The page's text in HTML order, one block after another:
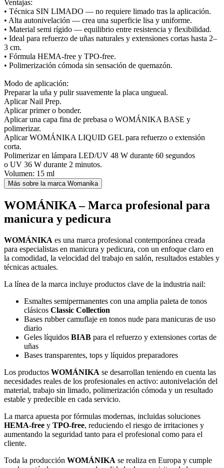
Ventajas:
• Técnica SIN LIMADO — no requiere limado tras la aplicación.
• Alta autonivelación — crea una superficie lisa y uniforme.
• Material semi rígido — equilibrio entre resistencia y flexibilidad.
• Ideal para refuerzo de uñas naturales y extensiones cortas hasta 2–
3 cm.
• Fórmula HEMA-free y TPO-free.
• Polimerización cómoda sin sensación de quemazón.
Modo de aplicación:
Preparar la uña y pulir suavemente la placa ungueal.
Aplicar Nail Prep.
Aplicar primer o bonder.
Aplicar una capa fina de prebasa o WOMÁNIKA BASE y
polimerizar.
Aplicar WOMÁNIKA LIQUID GEL para refuerzo o extensión
corta.
Polimerizar en lámpara LED/UV 48 W durante 60 segundos
o UV 36 W durante 2 minutos.
Volumen: 15 ml
Más sobre la marca Womanika
WOMÁNIKA – Marca profesional para
manicura y pedicura
WOMÁNIKA es una marca profesional contemporánea creada
para especialistas en manicura y pedicura, con un enfoque claro en
la comodidad, la velocidad del trabajo en salón, resultados estables y
técnicas actuales.
La línea de la marca incluye productos clave de la industria nail:
Esmaltes semipermanentes con una amplia paleta de tonos
clásicos Classic Collection
Bases rubber camuflaje en tonos nude para manicuras de uso
diario
Geles líquidos BIAB para el refuerzo y extensiones cortas de
uñas
Bases transparentes, tops y líquidos preparadores
Los productos WOMÁNIKA se desarrollan teniendo en cuenta las
necesidades reales de los profesionales en activo: autonivelación del
material, trabajo sin limado, polimerización cómoda y un resultado
estable y predecible en cada servicio.
La marca apuesta por fórmulas modernas, incluidas soluciones
HEMA-free y TPO-free, reduciendo el riesgo de irritaciones y
aumentando la seguridad tanto para el profesional como para el
cliente.
Toda la producción WOMÁNIKA se realiza en Europa y cumple